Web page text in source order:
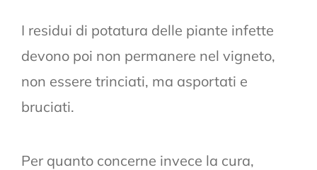
I residui di potatura delle piante infette
devono poi non permanere nel vigneto,
non essere trinciati, ma asportati e
bruciati.
Per quanto concerne invece la cura,